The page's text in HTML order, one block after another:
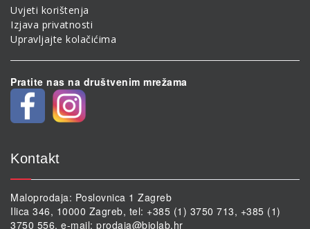
Uvjeti korištenja
Izjava privatnosti
Upravljajte kolačićima
Pratite nas na društvenim mrežama
Kontakt
Maloprodaja: Poslovnica 1 Zagreb
Ilica 346, 10000 Zagreb, tel: +385 (1) 3750 713, +385 (1)
3750 556, e-mail: prodaja@biolab.hr